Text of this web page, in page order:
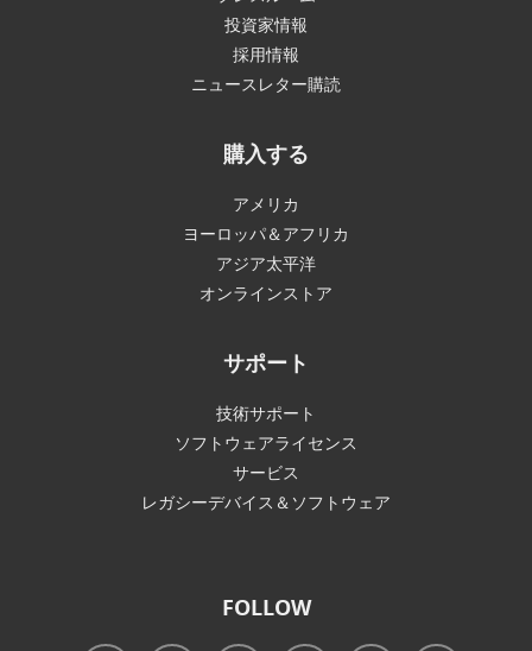
投資家情報
採用情報
ニュースレター購読
購入する
アメリカ
ヨーロッパ＆アフリカ
アジア太平洋
オンラインストア
サポート
技術サポート
ソフトウェアライセンス
サービス
レガシーデバイス＆ソフトウェア
FOLLOW